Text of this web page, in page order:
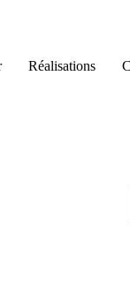
Réalisations